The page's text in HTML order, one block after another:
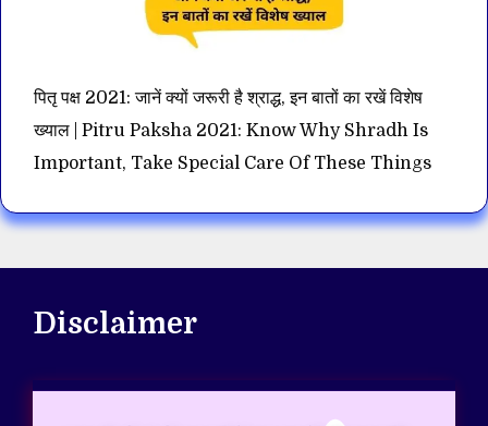
पितृ पक्ष 2021: जानें क्यों जरूरी है श्राद्ध, इन बातों का रखें विशेष
ख्याल | Pitru Paksha 2021: Know Why Shradh Is
Important, Take Special Care Of These Things
Disclaimer